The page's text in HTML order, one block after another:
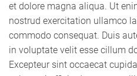
et dolore magna aliqua. Ut
nostrud exercitation ullamco
commodo consequat. Duis
in voluptate velit esse cillum
Excepteur sint occaecat